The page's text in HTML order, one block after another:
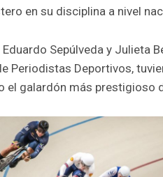
en su disciplina a nivel
Sepúlveda y Julieta
Periodistas Deportivos,
el galardón más prestigioso